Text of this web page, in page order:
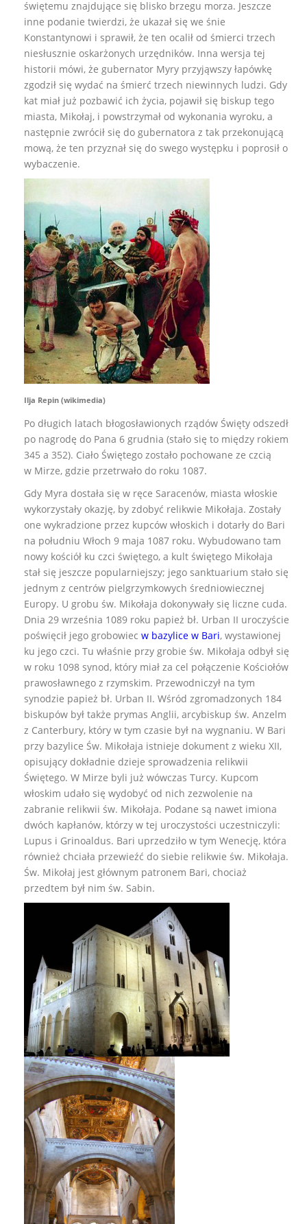
świętemu znajdujące się blisko brzegu morza. Jeszcze
inne podanie twierdzi, że ukazał się we śnie
Konstantynowi i sprawił, że ten ocalił od śmierci trzech
niesłusznie oskarżonych urzędników. Inna wersja tej
historii mówi, że gubernator Myry przyjąwszy łapówkę
zgodził się wydać na śmierć trzech niewinnych ludzi. Gdy
kat miał już pozbawić ich życia, pojawił się biskup tego
miasta, Mikołaj, i powstrzymał od wykonania wyroku, a
następnie zwrócił się do gubernatora z tak przekonującą
mową, że ten przyznał się do swego występku i poprosił o
wybaczenie.
Ilja Repin (wikimedia)
Po długich latach błogosławionych rządów Święty odszedł
po nagrodę do Pana 6 grudnia (stało się to między rokiem
345 a 352). Ciało Świętego zostało pochowane ze czcią
w Mirze, gdzie przetrwało do roku 1087.
Gdy Myra dostała się w ręce Saracenów, miasta włoskie
wykorzystały okazję, by zdobyć relikwie Mikołaja. Zostały
one wykradzione przez kupców włoskich i dotarły do Bari
na południu Włoch 9 maja 1087 roku. Wybudowano tam
nowy kościół ku czci świętego, a kult świętego Mikołaja
stał się jeszcze popularniejszy; jego sanktuarium stało się
jednym z centrów pielgrzymkowych średniowiecznej
Europy. U grobu św. Mikołaja dokonywały się liczne cuda.
Dnia 29 września 1089 roku papież bł. Urban II uroczyście
poświęcił jego grobowiec w bazylice w Bari, wystawionej
ku jego czci. Tu właśnie przy grobie św. Mikołaja odbył się
w roku 1098 synod, który miał za cel połączenie Kościołów
prawosławnego z rzymskim. Przewodniczył na tym
synodzie papież bł. Urban II. Wśród zgromadzonych 184
biskupów był także prymas Anglii, arcybiskup św. Anzelm
z Canterbury, który w tym czasie był na wygnaniu. W Bari
przy bazylice Św. Mikołaja istnieje dokument z wieku XII,
opisujący dokładnie dzieje sprowadzenia relikwii
Świętego. W Mirze byli już wówczas Turcy. Kupcom
włoskim udało się wydobyć od nich zezwolenie na
zabranie relikwii św. Mikołaja. Podane są nawet imiona
dwóch kapłanów, którzy w tej uroczystości uczestniczyli:
Lupus i Grinoaldus. Bari uprzedziło w tym Wenecję, która
również chciała przewieźć do siebie relikwie św. Mikołaja.
Św. Mikołaj jest głównym patronem Bari, chociaż
przedtem był nim św. Sabin.